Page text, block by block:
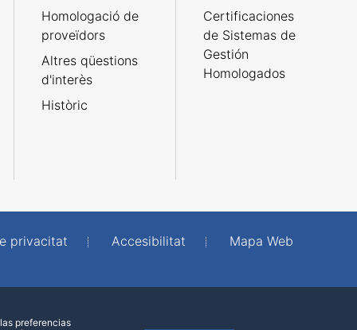
Homologació de
proveïdors
Altres qüestions
d'interès
Històric
Certificaciones
de Sistemas de
Gestión
Homologados
privacitat Accesibilitat
Mapa Web
preferencias